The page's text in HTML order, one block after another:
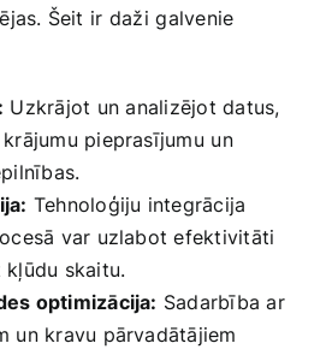
Šeit ir⁣ daži⁣ galvenie
Uzkrājot⁣ un‍ analizējot ‍datus,
pieprasījumu⁤ un
Tehnoloģiju integrācija ​
var uzlabot efektivitāti‌
‍kļūdu skaitu.
optimizācija: Sadarbība ​ar
un kravu pārvadātājiem